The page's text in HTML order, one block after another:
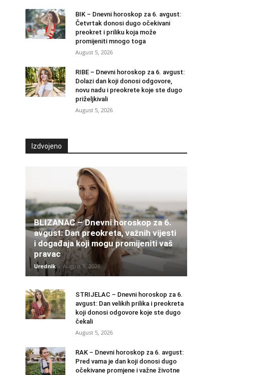
BIK – Dnevni horoskop za 6. avgust:
Četvrtak donosi dugo očekivani
preokret i priliku koja može
promijeniti mnogo toga
August 5, 2026
RIBE – Dnevni horoskop za 6. avgust:
Dolazi dan koji donosi odgovore,
novu nadu i preokrete koje ste dugo
priželjkivali
August 5, 2026
Izdvojeno
BLIZANAC – Dnevni horoskop za 6.
avgust: Dan preokreta, važnih vijesti
i događaja koji mogu promijeniti vaš
pravac
Urednik - August 5, 2026
STRIJELAC – Dnevni horoskop za 6.
avgust: Dan velikih prilika i preokreta
koji donosi odgovore koje ste dugo
čekali
August 5, 2026
RAK – Dnevni horoskop za 6. avgust:
Pred vama je dan koji donosi dugo
očekivane promjene i važne životne